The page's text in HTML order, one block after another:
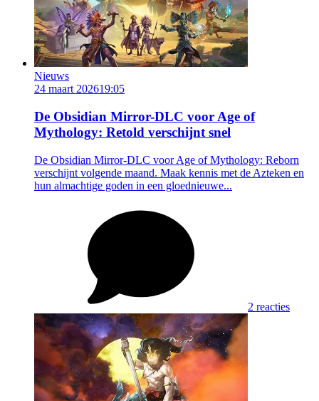
Nieuws
24 maart 202619:05
De Obsidian Mirror-DLC voor Age of
Mythology: Retold verschijnt snel
De Obsidian Mirror-DLC voor Age of Mythology: Reborn
verschijnt volgende maand. Maak kennis met de Azteken en
hun almachtige goden in een gloednieuwe...
2 reacties